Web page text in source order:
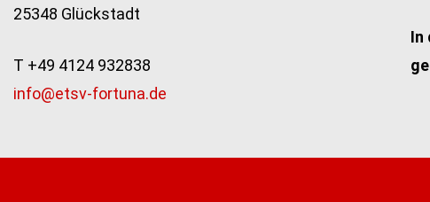
25348 Glückstadt
T +49 4124 932838
info@etsv-fortuna.de
In